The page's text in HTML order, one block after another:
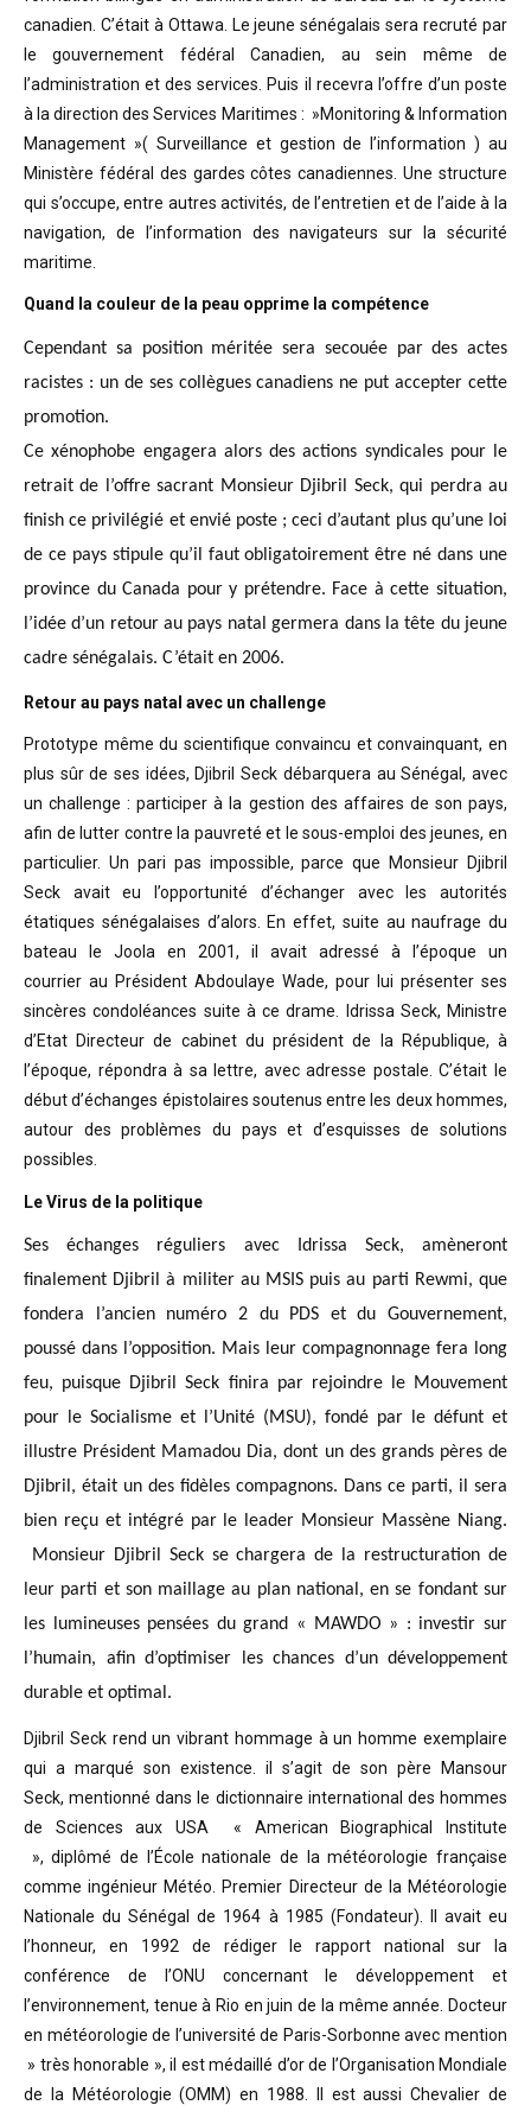
canadien. C’était à Ottawa. Le jeune sénégalais sera recruté par
le gouvernement fédéral Canadien, au sein même de
l’administration et des services. Puis il recevra l’offre d’un poste
à la direction des Services Maritimes : »Monitoring & Information
Management »( Surveillance et gestion de l’information ) au
Ministère fédéral des gardes côtes canadiennes. Une structure
qui s’occupe, entre autres activités, de l’entretien et de l’aide à la
navigation, de l’information des navigateurs sur la sécurité
maritime.
Quand la couleur de la peau opprime la compétence
Cependant sa position méritée sera secouée par des actes
racistes : un de ses collègues canadiens ne put accepter cette
promotion.
Ce xénophobe engagera alors des actions syndicales pour le
retrait de l’offre sacrant Monsieur Djibril Seck, qui perdra au
finish ce privilégié et envié poste ; ceci d’autant plus qu’une loi
de ce pays stipule qu’il faut obligatoirement être né dans une
province du Canada pour y prétendre. Face à cette situation,
l’idée d’un retour au pays natal germera dans la tête du jeune
cadre sénégalais. C’était en 2006.
Retour au pays natal avec un challenge
Prototype même du scientifique convaincu et convainquant, en
plus sûr de ses idées, Djibril Seck débarquera au Sénégal, avec
un challenge : participer à la gestion des affaires de son pays,
afin de lutter contre la pauvreté et le sous-emploi des jeunes, en
particulier. Un pari pas impossible, parce que Monsieur Djibril
Seck avait eu l’opportunité d’échanger avec les autorités
étatiques sénégalaises d’alors. En effet, suite au naufrage du
bateau le Joola en 2001, il avait adressé à l’époque un
courrier au Président Abdoulaye Wade, pour lui présenter ses
sincères condoléances suite à ce drame. Idrissa Seck, Ministre
d’Etat Directeur de cabinet du président de
la République, à
l’époque, répondra à sa lettre, avec adresse postale. C’était le
début d’échanges épistolaires soutenus entre les deux hommes,
autour des problèmes du pays et d’esquisses de solutions
possibles.
Le Virus de la politique
Ses échanges réguliers avec Idrissa Seck, amèneront
finalement Djibril à militer au MSIS puis au parti Rewmi, que
fondera l’ancien numéro 2 du PDS et du Gouvernement,
poussé dans l’opposition. Mais leur compagnonnage fera long
feu, puisque Djibril Seck finira par rejoindre le Mouvement
pour le Socialisme et l’Unité (MSU), fondé par le défunt et
illustre Président Mamadou Dia, dont un des grands pères de
Djibril, était un des fidèles compagnons. Dans ce parti, il sera
bien reçu et intégré par le leader Monsieur Massène Niang.
Monsieur Djibril Seck se chargera de la restructuration de
leur parti et son maillage au plan national, en se fondant sur
les lumineuses pensées du grand « MAWDO » : investir sur
l’humain, afin d’optimiser les chances d’un développement
durable et optimal.
Djibril Seck rend un vibrant hommage à un homme exemplaire
qui a marqué son existence. il s’agit de son père Mansour
Seck,mentionné dans le dictionnaire international des hommes
de Sciences aux USA « American Biographical Institute
», diplômé de l’École nationale de la météorologie française
comme ingénieur Météo. Premier Directeur de la Météorologie
Nationale du Sénégal de 1964 à 1985 (Fondateur). Il avait eu
l’honneur, en 1992 de rédiger le rapport national sur la
conférence de l’ONU concernant le développement et
l’environnement, tenue à Rio en juin de la même année.
Docteur
en météorologie de l’université de Paris-Sorbonne avec mention
» très honorable », il est médaillé d’or de l’Organisation Mondiale
de la Météorologie (OMM) en 1988. Il est aussi Chevalier de